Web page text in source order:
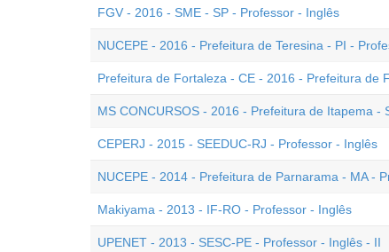
FGV - 2016 - SME - SP - Professor - Inglês
NUCEPE - 2016 - Prefeitura de Teresina - PI -
Prefeitura de Fortaleza - CE - 2016 - Prefeitura de
MS CONCURSOS - 2016 - Prefeitura de Itapema -
CEPERJ - 2015 - SEEDUC-RJ - Professor - Inglês
NUCEPE - 2014 - Prefeitura de Parnarama - MA -
Makiyama - 2013 - IF-RO - Professor - Inglês
UPENET - 2013 - SESC-PE - Professor - Inglês - II